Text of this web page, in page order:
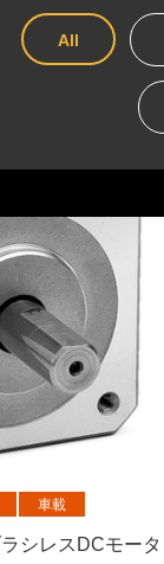
All
車載
シレスDCモータ